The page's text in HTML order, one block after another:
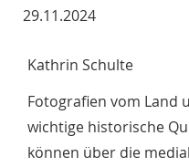
29.11.2024
Kathrin Schulte
Fotografien vom Land
wichtige historische
können über die